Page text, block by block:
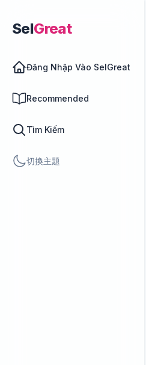
SelGreat
Đăng Nhập Vào SelGreat
Recommended
Tìm Kiếm
切換主題